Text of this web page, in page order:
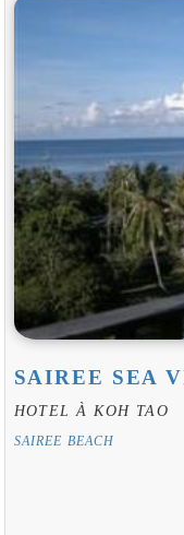
SAIREE SEA
HOTEL À KOH TAO
SAIREE BEACH